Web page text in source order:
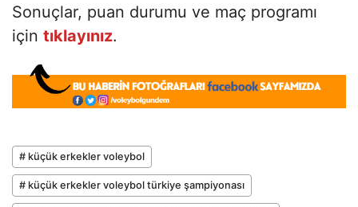
Sonuçlar, puan durumu ve maç programı
için tıklayınız.
# küçük erkekler voleybol
# küçük erkekler voleybol türkiye şampiyonası